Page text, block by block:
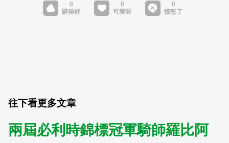
往下看更多文章
兩屆必利時錦標冠軍騎師羅比阿